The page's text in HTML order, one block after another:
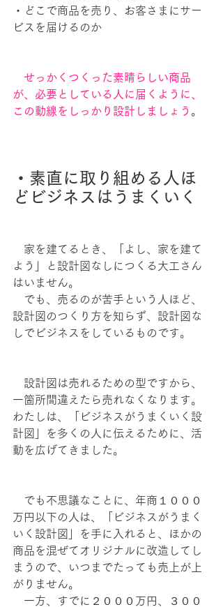
・どこで商品を売り、お客さまにサー
ビスを届けるのか
せっかくつくった素晴らしい商品
が、必要としている人に届くように、
この動線をしっかり設計しましょう 。
・素直に取り組める人ほ
どビジネスはうまくいく
家を建てるとき、「よし、家を建て
よう」と設計図なしにつくる大工さん
はいません。
でも、売るのが苦手という人ほど、
設計図のつくり方を知らず、設計図な
しでビジネスをしているものです。
設計図は売れるための型ですから、
一箇所間違えたら売れなくなります。
わたしは、「ビジネスがうまくいく設
計図」を多くの人に伝えるために、活
動を広げてきました。
でも不思議なことに、年商１０００
万円以下の人は、「ビジネスがうまく
いく設計図」を手に入れると、ほかの
商品を混ぜてオリジナルに改造してし
まうので、いつまでたっても売上が上
がりません。
一方、すでに２０００万円、３００